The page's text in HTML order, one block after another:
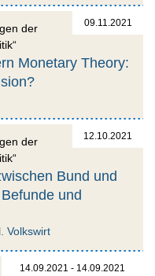
09.11.2021
der
Monetary Theory:
12.10.2021
der
Bund und
und
Volkswirt
14.09.2021 - 14.09.2021